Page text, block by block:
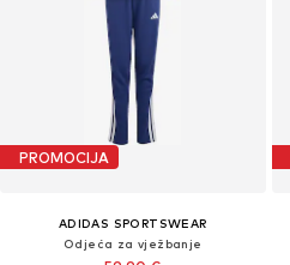
PROMOCIJA
ADIDAS SPORTSWEAR
Odjeća za vježbanje